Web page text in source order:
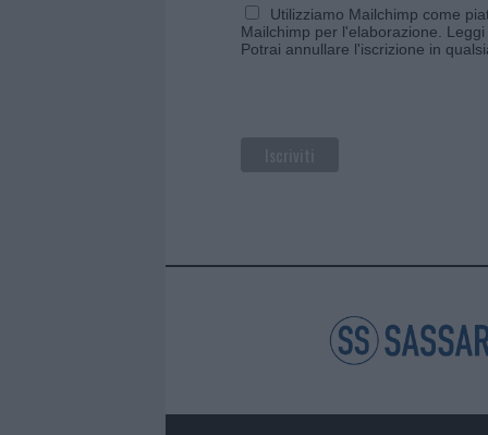
Utilizziamo Mailchimp come
Mailchimp per l'elaborazione.
Potrai annullare l'iscrizione in